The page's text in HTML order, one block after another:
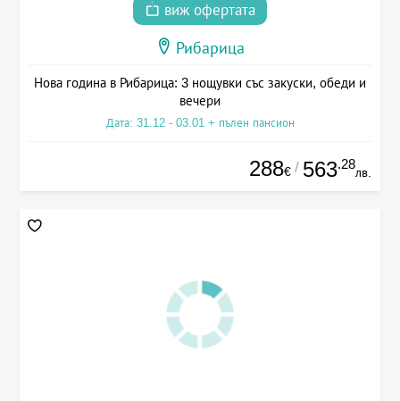
виж офертата
Рибарица
Нова година в Рибарица: 3 нощувки със закуски, обеди и
вечери
Дата: 31.12 - 03.01 + пълен пансион
288€ / 563.28
лв.